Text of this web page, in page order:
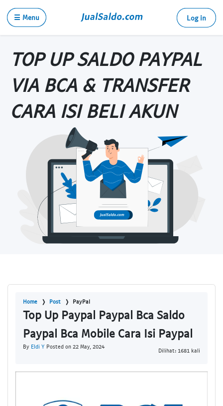
☰ Menu Log in
TOP UP SALDO PAYPAL
VIA BCA & TRANSFER
CARA ISI BELI AKUN
Home Post PayPal
Top Up Paypal Paypal Bca Saldo
Paypal Bca Mobile Cara Isi Paypal
By Eldi Y Posted on 22 May, 2024
Dilihat: 1681 kali